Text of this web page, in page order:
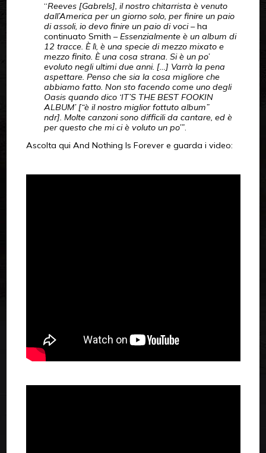
“Reeves [Gabrels], il nostro chitarrista è venuto
dall’America per un giorno solo, per finire un paio
di assoli, io devo finire un paio di voci– ha
continuato Smith –Essenzialmente è un album di
12 tracce. È lì, è una specie di mezzo mixato e
mezzo finito. È una cosa strana. Si è un po’
evoluto negli ultimi due anni. […] Varrà la pena
aspettare. Penso che sia la cosa migliore che
abbiamo fatto. Non sto facendo come uno degli
Oasis quando dico ‘IT’S THE BEST FOOKIN
ALBUM’ [“è il nostro miglior fottuto album”
ndr]. Molte canzoni sono difficili da cantare, ed è
per questo che mi ci è voluto un po’”.
Ascolta qui And Nothing Is Forever e guarda i video: